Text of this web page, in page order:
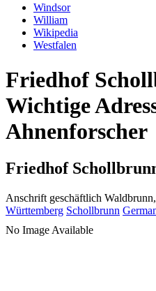
Windsor
William
Wikipedia
Westfalen
Friedhof
Wichtige
Ahnenforscher
Friedhof
Anschrift geschäftlich
Württemberg Schollbrunn
No Image Available